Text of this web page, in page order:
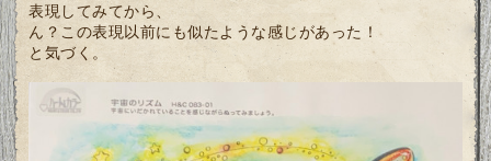
表現してみてから、
ん？この表現以前にも似たような感じがあった！
と気づく。